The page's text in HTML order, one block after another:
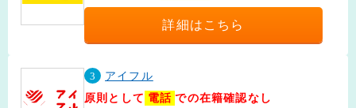
詳細はこちら
3
アイフル
原則として 電話 での在籍確認なし